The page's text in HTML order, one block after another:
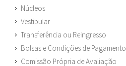
Núcleos
Vestibular
Transferência ou Reingresso
Bolsas e Condições de Pagamento
Comissão Própria de Avaliação